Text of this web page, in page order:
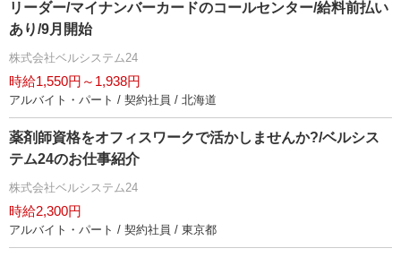
リーダー/マイナンバーカードのコールセンター/給料前払い
あり/9月開始
株式会社ベルシステム24
時給1,550円～1,938円
アルバイト・パート / 契約社員 / 北海道
薬剤師資格をオフィスワークで活かしませんか?/ベルシス
テム24のお仕事紹介
株式会社ベルシステム24
時給2,300円
アルバイト・パート / 契約社員 / 東京都